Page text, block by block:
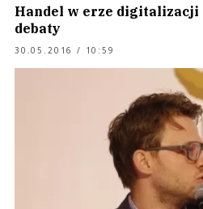
Handel w erze digitalizacji
debaty
30.05.2016 / 10:59